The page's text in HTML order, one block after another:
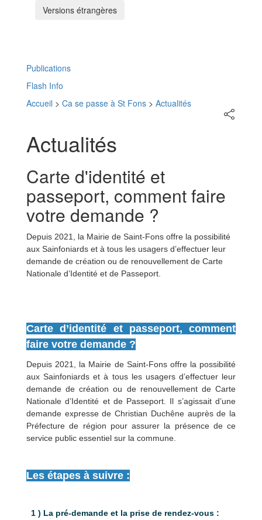
Versions étrangères
Publications
Flash Info
Accueil > Ca se passe à St Fons > Actualités
Partager
sur
Actualités
Carte d'identité et
passeport, comment faire
votre demande ?
Depuis 2021, la Mairie de Saint-Fons offre la possibilité
aux Sainfoniards et à tous les usagers d’effectuer leur
demande de création ou de renouvellement de Carte
Nationale d’Identité et de Passeport.
Carte d’identité et passeport, comment
faire votre demande ?
Depuis 2021, la Mairie de Saint-Fons offre la possibilité
aux Sainfoniards et à tous les usagers d’effectuer leur
demande de création ou de renouvellement de Carte
Nationale d’Identité et de Passeport. Il s’agissait d’une
demande expresse de Christian Duchêne auprès de la
Préfecture de région pour assurer la présence de ce
service public essentiel sur la commune.
Les étapes à suivre :
1 ) La pré-demande et la prise de rendez-vous :